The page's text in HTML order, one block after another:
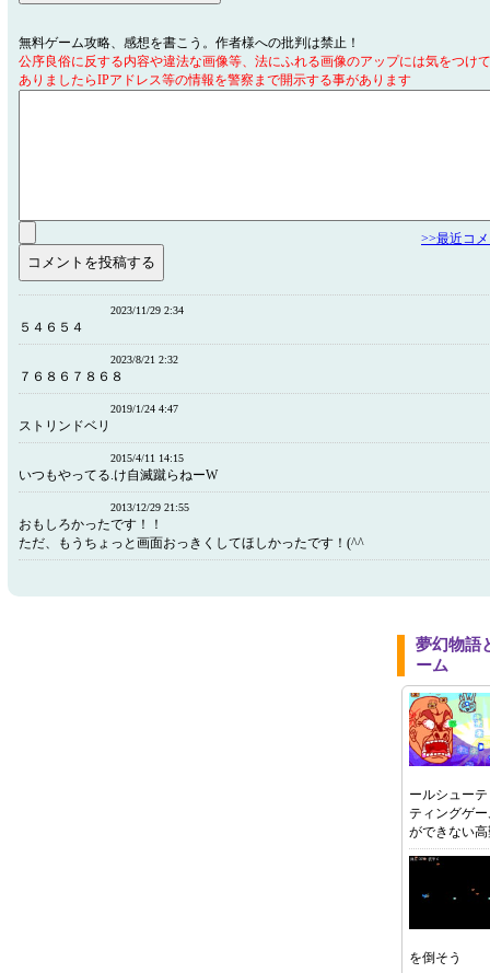
無料ゲーム攻略、感想を書こう。作者様への批判は禁止！
公序良俗に反する内容や違法な画像等、法にふれる画像のアップには気をつけ
ありましたらIPアドレス等の情報を警察まで開示する事があります
>>最近コ
2023/11/29 2:34
５４６５４
2023/8/21 2:32
７６８６７８６８
2019/1/24 4:47
ストリンドベリ
2015/4/11 14:15
いつもやってる.け自滅蹴らねーW
2013/12/29 21:55
おもしろかったです！！
ただ、もうちょっと画面おっきくしてほしかったです！(^^ゞ
夢幻物語
ーム
ールシュー
ティングゲ
ができない
を倒そう